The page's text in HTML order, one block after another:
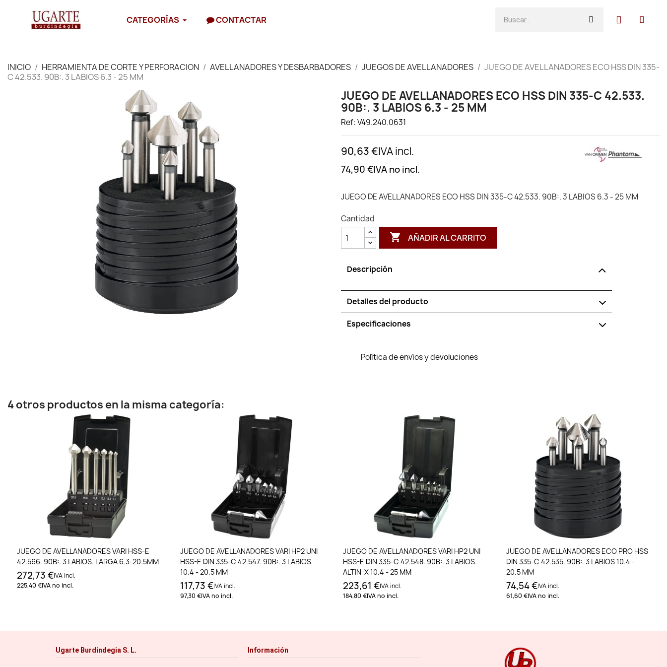
CATEGORÍAS CONTACTAR
INICIO HERRAMIENTA DE CORTE Y PERFORACION AVELLANADORES Y DESBARBADORES JUEGOS DE AVELLANADORES
JUEGO DE AVELLANADORES ECO HSS DIN 335-
C 42.533. 90B:. 3 LABIOS 6.3 - 25 MM
JUEGO DE AVELLANADORES ECO HSS DIN 335-C 42.533.
90B:. 3 LABIOS 6.3 - 25 MM
Ref: V49.240.0631
90,63 €IVA incl.
74,90 €IVA no incl.
JUEGO DE AVELLANADORES ECO HSS DIN 335-C 42.533. 90B:. 3 LABIOS 6.3 - 25 MM
Cantidad
 AÑADIR AL CARRITO
Descripción
Detalles del producto
Especificaciones
Política de envíos y devoluciones
4 otros productos en la misma categoría:
Añadir al carrito
JUEGO DE AVELLANADORES VARI HSS-E
42.566. 90B:. 3 LABIOS. LARGA 6.3-20.5MM
272,73 €IVA incl.
225,40 €IVA no incl.
Añadir al carrito
JUEGO DE AVELLANADORES VARI HP2 UNI
HSS-E DIN 335-C 42.547. 90B:. 3 LABIOS
10.4 - 20.5 MM
117,73 €IVA incl.
97,30 €IVA no incl.
Añadir al carrito
JUEGO DE AVELLANADORES VARI HP2 UNI
HSS-E DIN 335-C 42.548. 90B:. 3 LABIOS.
ALTIN-X 10.4 - 25 MM
223,61 €IVA incl.
184,80 €IVA no incl.
Añadir al carrito
JUEGO DE AVELLANADORES ECO PRO HSS
DIN 335-C 42.535. 90B:. 3 LABIOS 10.4 -
20.5 MM
74,54 €IVA incl.
61,60 €IVA no incl.
Ugarte Burdindegia S. L. Información